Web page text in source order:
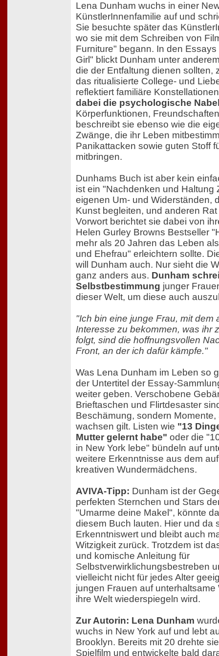
Lena Dunham wuchs in einer
KünstlerInnenfamilie auf und
Sie besuchte später das
wo sie mit dem Schreiben von
Furniture" begann. In den
Girl" blickt Dunham unter
die der Entfaltung dienen sollten,
das ritualisierte College- und
reflektiert familiäre
dabei die psychologische
Körperfunktionen,
beschreibt sie ebenso wie die
Zwänge, die ihr Leben
Panikattacken sowie guten Stoff
mitbringen.
Dunhams Buch ist aber kein
ist ein "Nachdenken und Haltung
eigenen Um- und Widerständen,
Kunst begleiten, und anderen
Vorwort berichtet sie dabei von
Helen Gurley Browns Bestseller
mehr als 20 Jahren das Leben
und Ehefrau" erleichtern sollte.
will Dunham auch. Nur sieht die
ganz anders aus. Dunham
Selbstbestimmung junger
dieser Welt, um diese auch
"Ich bin eine junge Frau, mit dem
Interesse zu bekommen, was ihr
folgt, sind die hoffnungsvollen
Front, an der ich dafür kämpfe."
Was Lena Dunham im Leben so
der Untertitel der Essay-
weiter geben. Verschobene
Brieftaschen und Flirtdesaster
Beschämung, sondern
wachsen gilt. Listen wie "13
Mutter gelernt habe" oder die
in New York lebe" bündeln auf
weitere Erkenntnisse aus dem
kreativen Wundermädchens.
AVIVA-Tipp: Dunham ist der
perfekten Sternchen und Stars
"Umarme deine Makel", könnte
diesem Buch lauten. Hier und da
Erkenntniswert und bleibt auch
Witzigkeit zurück. Trotzdem ist
und komische Anleitung für
Selbstverwirklichungsbestreben
vielleicht nicht für jedes Alter
jungen Frauen auf
ihre Welt wiederspiegeln wird.
Zur Autorin: Lena Dunham
wuchs in New York auf und lebt
Brooklyn. Bereits mit 20 drehte
Spielfilm und entwickelte bald